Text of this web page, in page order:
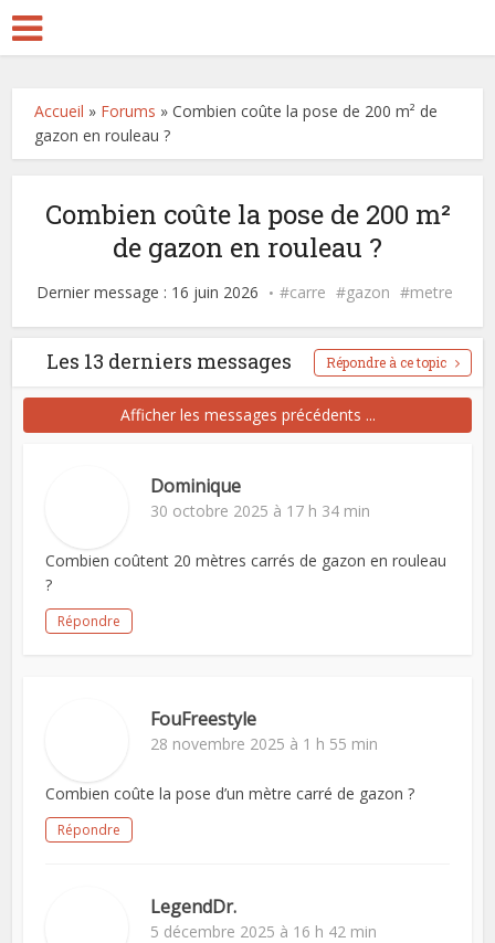
Accueil » Forums »Combien coûte la pose de 200 m² de
gazon en rouleau ?
Combien coûte la pose de 200 m²
de gazon en rouleau ?
Dernier message : 16 juin 2026 carre gazon metre
Les 13 derniers messages Répondre à ce topic
Afficher les messages précédents ...
Dominique
30 octobre 2025 à 17 h 34 min
Combien coûtent 20 mètres carrés de gazon en rouleau
?
Répondre
FouFreestyle
28 novembre 2025 à 1 h 55 min
Combien coûte la pose d’un mètre carré de gazon ?
Répondre
LegendDr.
5 décembre 2025 à 16 h 42 min